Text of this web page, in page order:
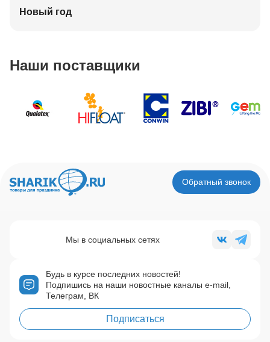
Новый год
Наши поставщики
Обратный звонок
Будь в курсе последних новостей!
Подпишись на наши новостные каналы e-mail,
Телеграм, ВК
Подписаться
Мы в социальных сетях